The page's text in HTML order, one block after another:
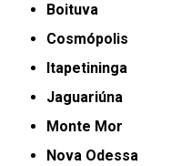
Boituva
Cosmópolis
Itapetininga
Jaguariúna
Monte Mor
Nova Odessa